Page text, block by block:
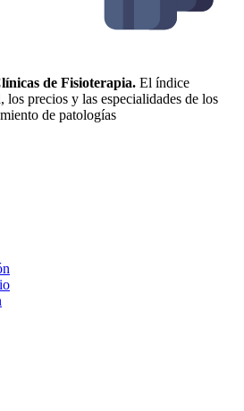
de Fisioterapia. El índice
precios y las especialidades de los
de patologías